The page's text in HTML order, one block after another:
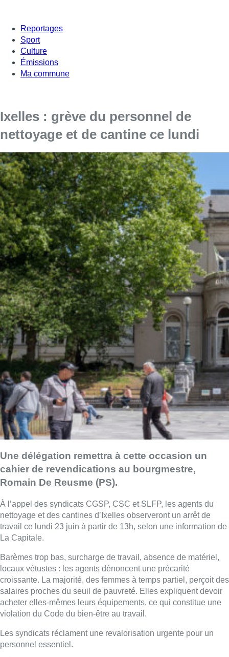
Reportages
Sport
Culture
Émissions
Ma commune
Ixelles : grève du personnel de
nettoyage et de cantine ce lundi
Une délégation remettra à cette occasion un
cahier de revendications au bourgmestre,
Romain De Reusme (PS).
À l’appel des syndicats CGSP, CSC et SLFP, les agents du
nettoyage et des cantines d’Ixelles observeront un arrêt de
travail ce lundi 23 juin à partir de 13h, selon une information de
La Capitale.
Barèmes trop bas, surcharge de travail, absence de matériel,
locaux vétustes : les agents dénoncent une précarité
croissante. La majorité, des femmes à temps partiel, perçoit des
salaires proches du seuil de pauvreté. Elles expliquent devoir
acheter elles-mêmes leurs équipements, ce qui constitue une
violation du Code du bien-être au travail.
Les syndicats réclament une revalorisation urgente pour un
personnel essentiel.